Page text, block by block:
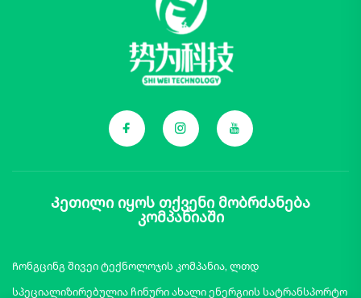
Კეთილი იყოს თქვენი მობრძანება
კომპანიაში
Ჩონგცინგ შივეი ტექნოლოჯის კომპანია, ლთდ
სპეციალიზირებულია ჩინური ახალი ენერგიის სატრანსპორტო